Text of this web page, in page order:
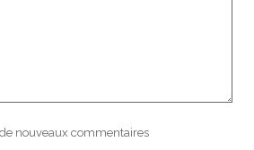
nouveaux commentaires